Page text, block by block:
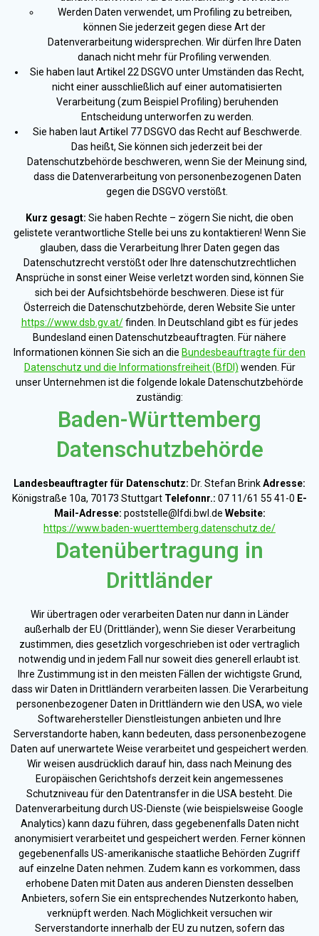
Werden Daten verwendet, um Profiling zu betreiben,
können Sie jederzeit gegen diese Art der
Datenverarbeitung widersprechen. Wir dürfen Ihre Daten
danach nicht mehr für Profiling verwenden.
Sie haben laut Artikel 22 DSGVO unter Umständen das Recht,
nicht einer ausschließlich auf einer automatisierten
Verarbeitung (zum Beispiel Profiling) beruhenden
Entscheidung unterworfen zu werden.
Sie haben laut Artikel 77 DSGVO das Recht auf Beschwerde.
Das heißt, Sie können sich jederzeit bei der
Datenschutzbehörde beschweren, wenn Sie der Meinung sind,
dass die Datenverarbeitung von personenbezogenen Daten
gegen die DSGVO verstößt.
Kurz gesagt: Sie haben Rechte – zögern Sie nicht, die oben
gelistete verantwortliche Stelle bei uns zu kontaktieren! Wenn Sie
glauben, dass die Verarbeitung Ihrer Daten gegen das
Datenschutzrecht verstößt oder Ihre datenschutzrechtlichen
Ansprüche in sonst einer Weise verletzt worden sind, können Sie
sich bei der Aufsichtsbehörde beschweren. Diese ist für
Österreich die Datenschutzbehörde, deren Website Sie unter
https://www.dsb.gv.at/finden. In Deutschland gibt es für jedes
Bundesland einen Datenschutzbeauftragten. Für nähere
Informationen können Sie sich an die Bundesbeauftragte für den
Datenschutz und die Informationsfreiheit (BfDI) wenden. Für
unser Unternehmen ist die folgende lokale Datenschutzbehörde
zuständig:
Baden-Württemberg
Datenschutzbehörde
Landesbeauftragter für Datenschutz: Dr. Stefan BrinkAdresse:
Königstraße 10a, 70173 Stuttgart Telefonnr.: 07 11/61 55 41-0 E-
Mail-Adresse: poststelle@lfdi.bwl.de Website:
https://www.baden-wuerttemberg.datenschutz.de/
Datenübertragung in
Drittländer
Wir übertragen oder verarbeiten Daten nur dann in Länder
außerhalb der EU (Drittländer), wenn Sie dieser Verarbeitung
zustimmen, dies gesetzlich vorgeschrieben ist oder vertraglich
notwendig und in jedem Fall nur soweit dies generell erlaubt ist.
Ihre Zustimmung ist in den meisten Fällen der wichtigste Grund,
dass wir Daten in Drittländern verarbeiten lassen. Die Verarbeitung
personenbezogener Daten in Drittländern wie den USA, wo viele
Softwarehersteller Dienstleistungen anbieten und Ihre
Serverstandorte haben, kann bedeuten, dass personenbezogene
Daten auf unerwartete Weise verarbeitet und gespeichert werden.
Wir weisen ausdrücklich darauf hin, dass nach Meinung des
Europäischen Gerichtshofs derzeit kein angemessenes
Schutzniveau für den Datentransfer in die USA besteht. Die
Datenverarbeitung durch US-Dienste (wie beispielsweise Google
Analytics) kann dazu führen, dass gegebenenfalls Daten nicht
anonymisiert verarbeitet und gespeichert werden. Ferner können
gegebenenfalls US-amerikanische staatliche Behörden Zugriff
auf einzelne Daten nehmen. Zudem kann es vorkommen, dass
erhobene Daten mit Daten aus anderen Diensten desselben
Anbieters, sofern Sie ein entsprechendes Nutzerkonto haben,
verknüpft werden. Nach Möglichkeit versuchen wir
Serverstandorte innerhalb der EU zu nutzen, sofern das